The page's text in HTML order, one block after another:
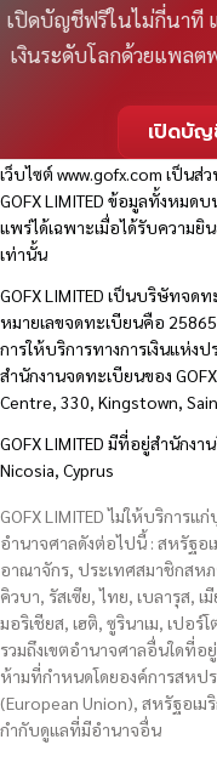
เปิดบัญชีฟรีในไม่กี่นาที แ
เงินระดับโลกด้วยแพล
เปิดบั
เว็บไซต์www.gofx.com เป็นส่ว
GOFX LIMITED ข้อมูลทั้งหมด
แพร่ได้เฉพาะเมื่อได้รับความยิ
เท่านั้น
GOFX LIMITED เป็นบริษัทจด
หมายเลขจดทะเบียนคือ
การให้บริการทางการเงินแห่งป
สำนักงานจดทะเบียนของ
Centre, 330, Kingstown,
GOFX LIMITED มีที่อยู่สำนักง
Nicosia, Cyprus
GOFX LIMITED ไม่ให้บริกา
อำนาจศาลดังต่อไปนี้ : สหรัฐอ
อาณาจักร, ประเทศสมาชิกสห
คิวบา, รัสเซีย, ไทย, เบลารุส,
มอริเชียส, เฮติ, ซูรินาเม, เปอ
รวมถึงเขตอำนาจศาลอื่นใดที่อ
ห้ามที่กำหนดโดยองค์การสหป
(European Union), สหรัฐอเ
กำกับดูแลที่มีอำนาจอื่น